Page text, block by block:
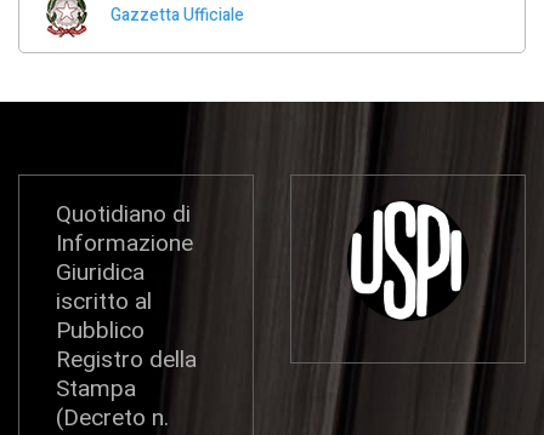
Gazzetta Ufficiale
Quotidiano di
Informazione
Giuridica
iscritto al
Pubblico
Registro della
Stampa
(Decreto n.